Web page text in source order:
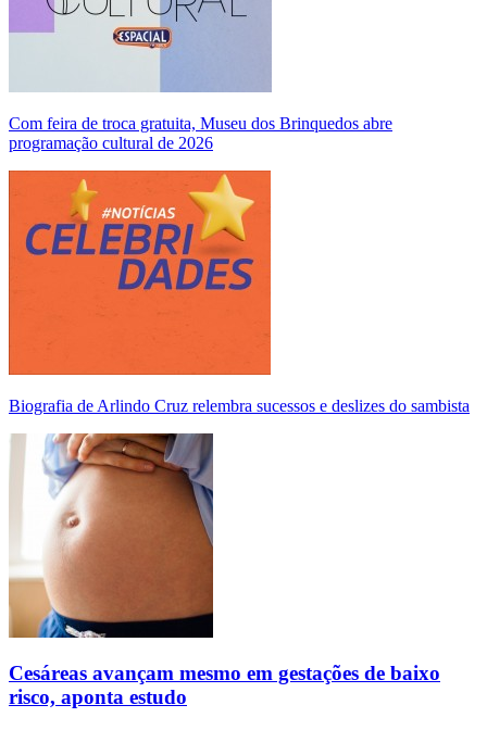
Com feira de troca gratuita, Museu dos Brinquedos abre
programação cultural de 2026
Biografia de Arlindo Cruz relembra sucessos e deslizes do sambista
Cesáreas avançam mesmo em gestações de baixo
risco, aponta estudo